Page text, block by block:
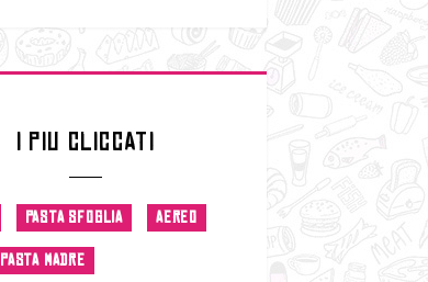
I PIU CLICCATI
PASTA SFOGLIA AEREO
PASTA MADRE